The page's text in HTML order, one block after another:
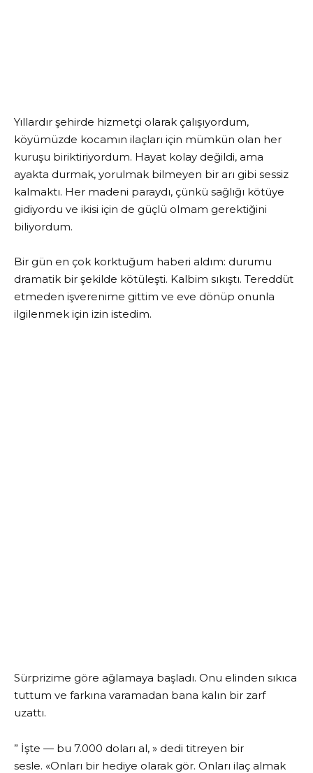
Yıllardır şehirde hizmetçi olarak çalışıyordum,
köyümüzde kocamın ilaçları için mümkün olan her
kuruşu biriktiriyordum. Hayat kolay değildi, ama
ayakta durmak, yorulmak bilmeyen bir arı gibi sessiz
kalmaktı. Her madeni paraydı, çünkü sağlığı kötüye
gidiyordu ve ikisi için de güçlü olmam gerektiğini
biliyordum.
Bir gün en çok korktuğum haberi aldım: durumu
dramatik bir şekilde kötüleşti. Kalbim sıkıştı. Tereddüt
etmeden işverenime gittim ve eve dönüp onunla
ilgilenmek için izin istedim.
Sürprizime göre ağlamaya başladı. Onu elinden sıkıca
tuttum ve farkına varamadan bana kalın bir zarf
uzattı.
” İşte — bu 7.000 doları al, » dedi titreyen bir
sesle. «Onları bir hediye olarak gör. Onları ilaç almak